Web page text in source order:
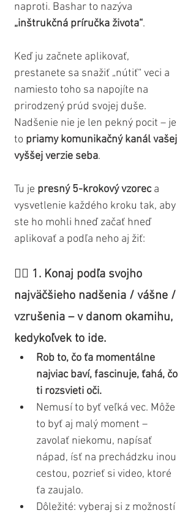
naproti. Bashar to nazýva
„inštrukčná príručka života“.
Keď ju začnete aplikovať,
prestanete sa snažiť „nútiť“ veci a
namiesto toho sa napojíte na
prirodzený prúd svojej duše.
Nadšenie nie je len pekný pocit – je
to priamy komunikačný kanál vašej
vyššej verzie seba.
Tu je presný 5-krokový vzorec a
vysvetlenie každého kroku tak, aby
ste ho mohli hneď začať hneď
aplikovať a podľa neho aj žiť:
👉🏼 1. Konaj podľa svojho
najväčšieho nadšenia / vášne /
vzrušenia – v danom okamihu,
kedykoľvek to ide.
Rob to, čo ťa momentálne
najviac baví, fascinuje, ťahá, čo
ti rozsvieti oči.
Nemusí to byť veľká vec. Môže
to byť aj malý moment –
zavolať niekomu, napísať
nápad, ísť na prechádzku inou
cestou, pozrieť si video, ktoré
ťa zaujalo.
Dôležité: vyberaj si z možností